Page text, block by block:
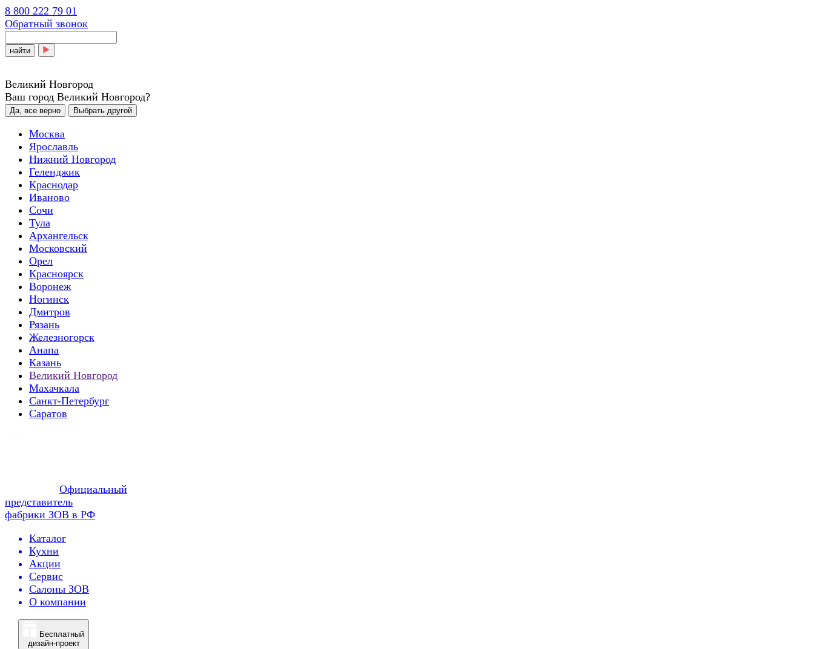
8 800 222 79 01
Обратный звонок
найти
Великий Новгород
Ваш город Великий Новгород?
Да, все верно Выбрать другой
Москва
Ярославль
Нижний Новгород
Геленджик
Краснодар
Иваново
Сочи
Тула
Архангельск
Московский
Орел
Красноярск
Воронеж
Ногинск
Дмитров
Рязань
Железногорск
Анапа
Казань
Великий Новгород
Махачкала
Санкт-Петербург
Саратов
Официальный
представитель
фабрики ЗОВ в РФ
Каталог
Кухни
Акции
Сервис
Салоны ЗОВ
О компании
Бесплатный
дизайн-проект